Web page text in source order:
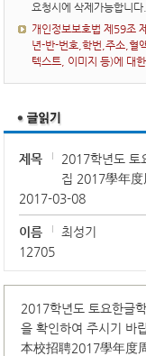
요청시에 삭제가능합니
개인정보보호법 제59조
년-반-번호,학번,주소,혈
텍스트, 이미지 등)에 대
제목
2017학년도 토
집 2017學年
2017-03-08
이름 최성기
12705
2017학년도 토요한글
을 확인하여 주시기 바
本校招聘2017學年度